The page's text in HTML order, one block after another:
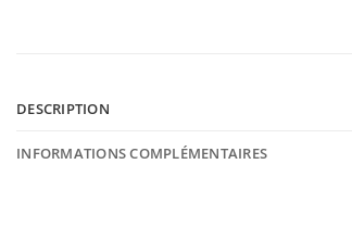
DESCRIPTION
INFORMATIONS COMPLÉMENTAIRES